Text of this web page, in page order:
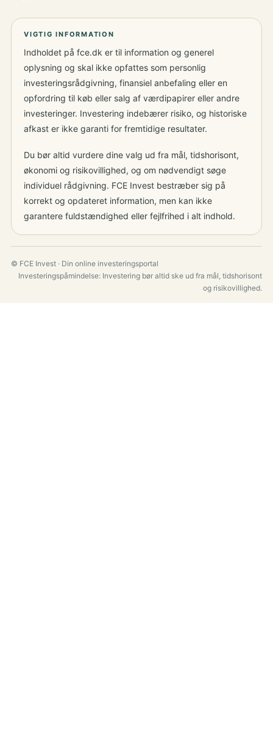
VIGTIG INFORMATION
Indholdet på fce.dk er til information og generel
oplysning og skal ikke opfattes som personlig
investeringsrådgivning, finansiel anbefaling eller en
opfordring til køb eller salg af værdipapirer eller andre
investeringer. Investering indebærer risiko, og historiske
afkast er ikke garanti for fremtidige resultater.
Du bør altid vurdere dine valg ud fra mål, tidshorisont,
økonomi og risikovillighed, og om nødvendigt søge
individuel rådgivning. FCE Invest bestræber sig på
korrekt og opdateret information, men kan ikke
garantere fuldstændighed eller fejlfrihed i alt indhold.
© FCE Invest · Din online investeringsportal
Investeringspåmindelse: Investering bør altid ske ud fra mål, tidshorisont
og risikovillighed.